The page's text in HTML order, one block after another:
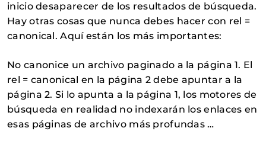
inicio desaparecer de los resultados de búsqueda.
Hay otras cosas que nunca debes hacer con rel =
canonical. Aquí están los más importantes:
No canonice un archivo paginado a la página 1. El
rel = canonical en la página 2 debe apuntar a la
página 2. Si lo apunta a la página 1, los motores de
búsqueda en realidad no indexarán los enlaces en
esas páginas de archivo más profundas …